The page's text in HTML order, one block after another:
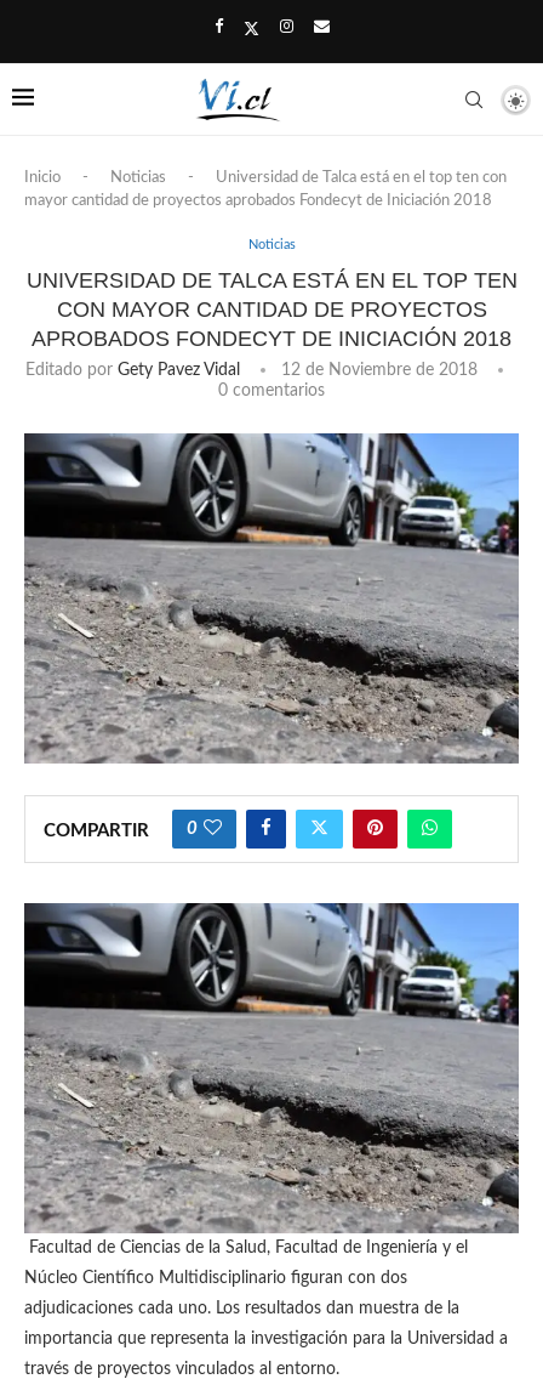
Inicio - Noticias -
Universidad de Talca está en el top ten con
mayor cantidad de proyectos aprobados Fondecyt de Iniciación 2018
Noticias
UNIVERSIDAD DE TALCA ESTÁ EN EL TOP TEN
CON MAYOR CANTIDAD DE PROYECTOS
APROBADOS FONDECYT DE INICIACIÓN 2018
Editado por Gety Pavez Vidal
12 de Noviembre de 2018
0 comentarios
COMPARTIR 0
Facultad de Ciencias de la Salud, Facultad de Ingeniería y el
Núcleo Científico Multidisciplinario figuran con dos
adjudicaciones cada uno. Los resultados dan muestra de la
importancia que representa la investigación para la Universidad a
través de proyectos vinculados al entorno.